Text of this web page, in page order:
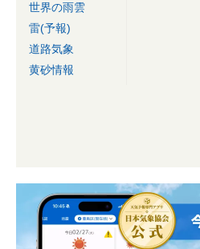
世界の雨雲
雷(予報)
道路気象
黄砂情報